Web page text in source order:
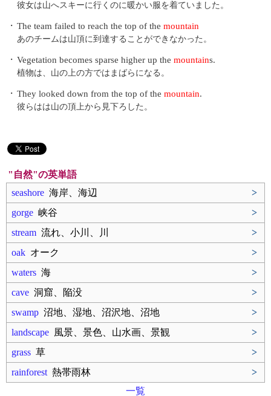
彼女は山へスキーに行くのに暖かい服を着ていました。
・ The team failed to reach the top of the mountain
あのチームは山頂に到達することができなかった。
・ Vegetation becomes sparse higher up the mountains.
植物は、山の上の方ではまばらになる。
・ They looked down from the top of the mountain.
彼らはは山の頂上から見下ろした。
"自然"の英単語
seashore 海岸、海辺
>
gorge 峡谷
>
stream 流れ、小川、川
>
oak オーク
>
waters 海
>
cave 洞窟、陥没
>
swamp 沼地、湿地、沼沢地、沼地
>
landscape 風景、景色、山水画、景観
>
grass 草
>
rainforest 熱帯雨林
>
一覧